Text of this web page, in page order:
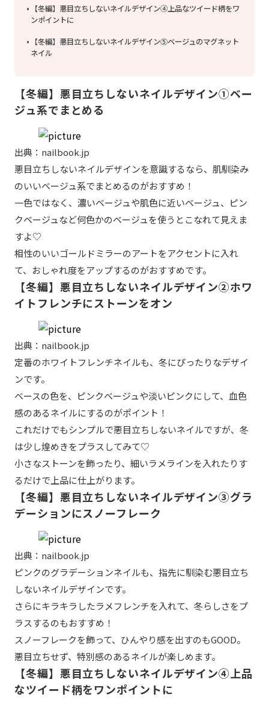
【冬編】悪目立ちしないネイルデザイン④上品なツイード柄をワ
ンポイントに
【冬編】悪目立ちしないネイルデザイン⑤ベージュのマグネット
ネイル
【冬編】悪目立ちしないネイルデザイン①ベー
ジュ系でまとめる
出典：nailbook.jp
悪目立ちしないネイルデザインを意識するなら、肌馴染み
のいいベージュ系でまとめるのがおすすめ！
一色ではなく、濃いベージュや肌色に近いベージュ、ピン
クベージュなど何色かのベージュを使うとこなれて見えま
すよ♡
相性のいいゴールドミラーのアートをアクセントに入れ
て、おしゃれ度をアップするのがおすすめです。
【冬編】悪目立ちしないネイルデザイン②ホワ
イトフレンチにストーンをオン
出典：nailbook.jp
定番のホワイトフレンチネイルも、冬にぴったりなデザイ
ンです。
ベースの色を、ピンクベージュや淡いピンクにして、血色
感のあるネイルにするのがポイント！
これだけでもシンプルで悪目立ちしないネイルですが、冬
は少し煌めきをプラスしてみて♡
小さなストーンを飾ったり、細いラメラインを入れたりす
るだけで上品に仕上がります。
【冬編】悪目立ちしないネイルデザイン③グラ
デーションにスノーフレーク
出典：nailbook.jp
ピンクのグラデーションネイルも、指先に馴染む悪目立ち
しないネイルデザインです。
さらにキラキラしたラメフレンチを入れて、冬らしさをプ
ラスするのもおすすめ！
スノーフレークを飾って、ひんやり感を出すのもGOOD。
悪目立ちせず、特別感のあるネイルが楽しめます。
【冬編】悪目立ちしないネイルデザイン④上品
なツイード柄をワンポイントに